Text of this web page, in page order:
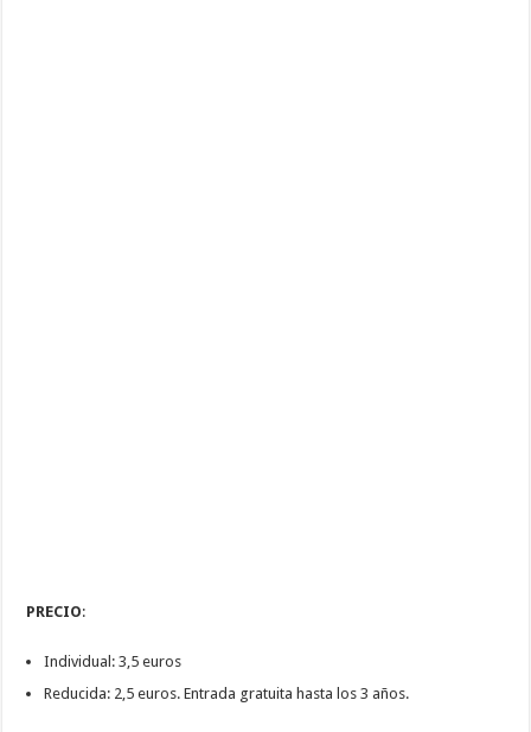
PRECIO:
Individual: 3,5 euros
Reducida: 2,5 euros. Entrada gratuita hasta los 3 años.